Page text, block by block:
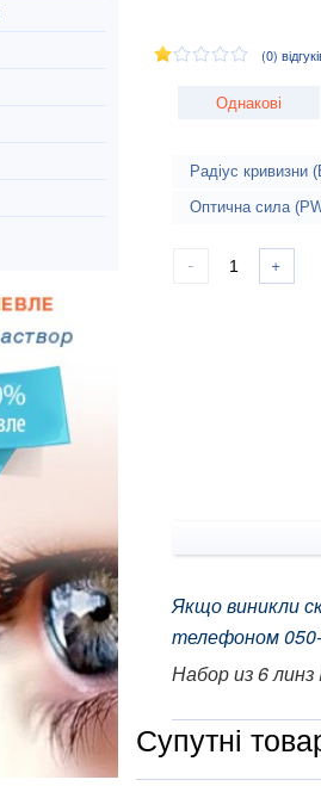
(0)
Однакові
Радіус кривизни
Оптична сила
Якщо виникли
телефоном
Набор из 6
Супутні